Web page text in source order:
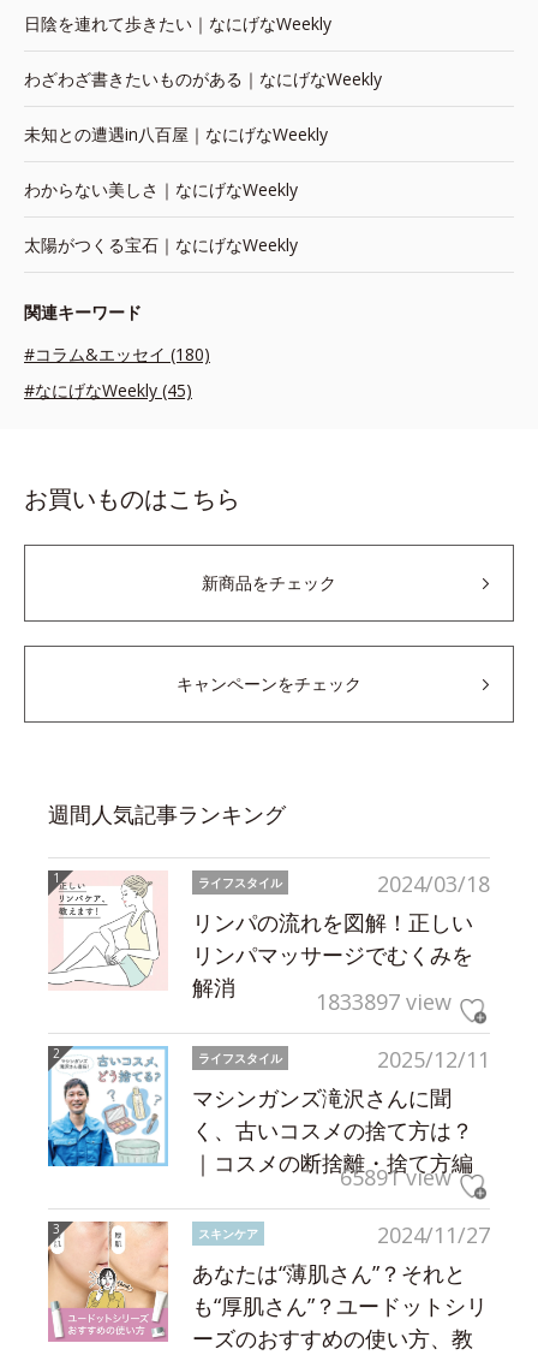
日陰を連れて歩きたい｜なにげなWeekly
わざわざ書きたいものがある｜なにげなWeekly
未知との遭遇in八百屋｜なにげなWeekly
わからない美しさ｜なにげなWeekly
太陽がつくる宝石｜なにげなWeekly
関連キーワード
#コラム&エッセイ (180)
#なにげなWeekly (45)
お買いものはこちら
新商品をチェック
キャンペーンをチェック
週間人気記事ランキング
2024/03/18
ライフスタイル
リンパの流れを図解！正しい
リンパマッサージでむくみを
解消
1833897 view
2025/12/11
ライフスタイル
マシンガンズ滝沢さんに聞
く、古いコスメの捨て方は？
｜コスメの断捨離・捨て方編
65891 view
2024/11/27
スキンケア
あなたは“薄肌さん”？それと
も“厚肌さん”？ユードットシリ
ーズのおすすめの使い方、教